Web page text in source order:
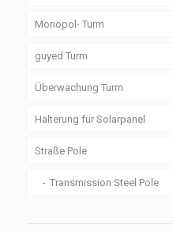
Monopol- Turm
guyed Turm
Überwachung Turm
Halterung für Solarpanel
Straße Pole
Transmission Steel Pole